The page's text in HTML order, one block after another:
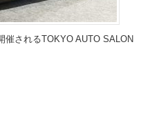
催されるTOKYO AUTO SALON